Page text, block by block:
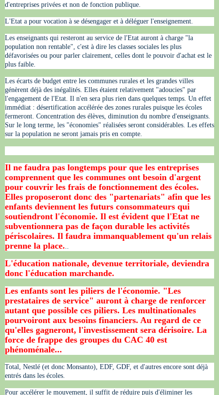
d'entreprises privées et non de fonction publique.
L'Etat a pour vocation à se désengager et à déléguer l'enseignement.
Les enseignants qui resteront au service de l'Etat auront à charge "la
population non rentable", c'est à dire les classes sociales les plus
défavorisées ou pour parler clairement, celles dont le pouvoir d'achat est le
plus faible.
Les écarts de budget entre les communes rurales et les grandes villes
génèrent déjà des inégalités. Elles étaient relativement "adoucies" par
l'engagement de l'Etat. Il n'en sera plus rien dans quelques temps. Un effet
immédiat : désertification accélérée des zones rurales puisque les écoles
fermeront. Concentration des élèves, diminution du nombre d'enseignants.
Sur le long terme, les "économies" réalisées seront considérables. Les effets
sur la population ne seront jamais pris en compte.
Il ne faudra pas longtemps pour que les entreprises
comprennent que les communes ont besoin d'argent
pour couvrir les frais de fonctionnement des écoles.
Elles proposeront donc des "partenariats" afin que les
enfants deviennent les futurs consommateurs qui
soutiendront l'économie. Il est évident que l'Etat ne
subventionnera pas de façon durable les activités
périscolaires. Il faudra immanquablement qu'un relais
prenne la place.
L'éducation nationale, devenue territoriale, deviendra
donc l'éducation marchande.
Les enfants sont les piliers de l'économie. "Les
prestataires de service" auront à charge de renforcer
autant que possible ces piliers. Les multinationales
pourvoiront aux besoins financiers. Au regard de ce
qu'elles gagneront, l'investissement sera dérisoire. La
force de frappe des groupes du CAC 40 est
phénoménale...
Total, Nestlé (et donc Monsanto), EDF, GDF, et d'autres encore sont déjà
entrés dans les écoles.
Pour accélérer le mouvement, il suffit de réduire puis d'éliminer les